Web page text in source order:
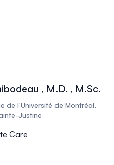
, M.D. , M.Sc.
de l’Université de Montréal,
Justine
Care